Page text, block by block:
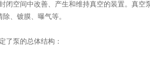
闭空间中改善、产生和维持真空的装置。真空
、镀膜、曝气等。
泵的总体结构：